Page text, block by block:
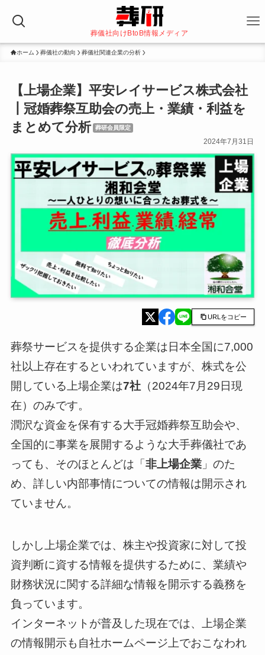
葬儀社向けBtoB情報メディア
ホーム 葬儀社の動向 葬儀社関連企業の分析
【上場企業】平安レイサービス株式会社
┃冠婚葬祭互助会の売上・業績・利益を
まとめて分析
葬研会員限定
2024年7月31日
URLをコピー
葬祭サービスを提供する企業は日本全国に7,000
社以上存在するといわれていますが、株式を公
開している上場企業は7社（2024年7月29日現
在）のみです。
潤沢な資金を保有する大手冠婚葬祭互助会や、
全国的に事業を展開するような大手葬儀社であ
っても、そのほとんどは「 非上場企業」のた
め、詳しい内部事情についての情報は開示され
ていません。
しかし上場企業では、株主や投資家に対して投
資判断に資する情報を提供するために、業績や
財務状況に関する詳細な情報を開示する義務を
負っています。
インターネットが普及した現在では、上場企業
の情報開示も自社ホームページ上でおこなわれ